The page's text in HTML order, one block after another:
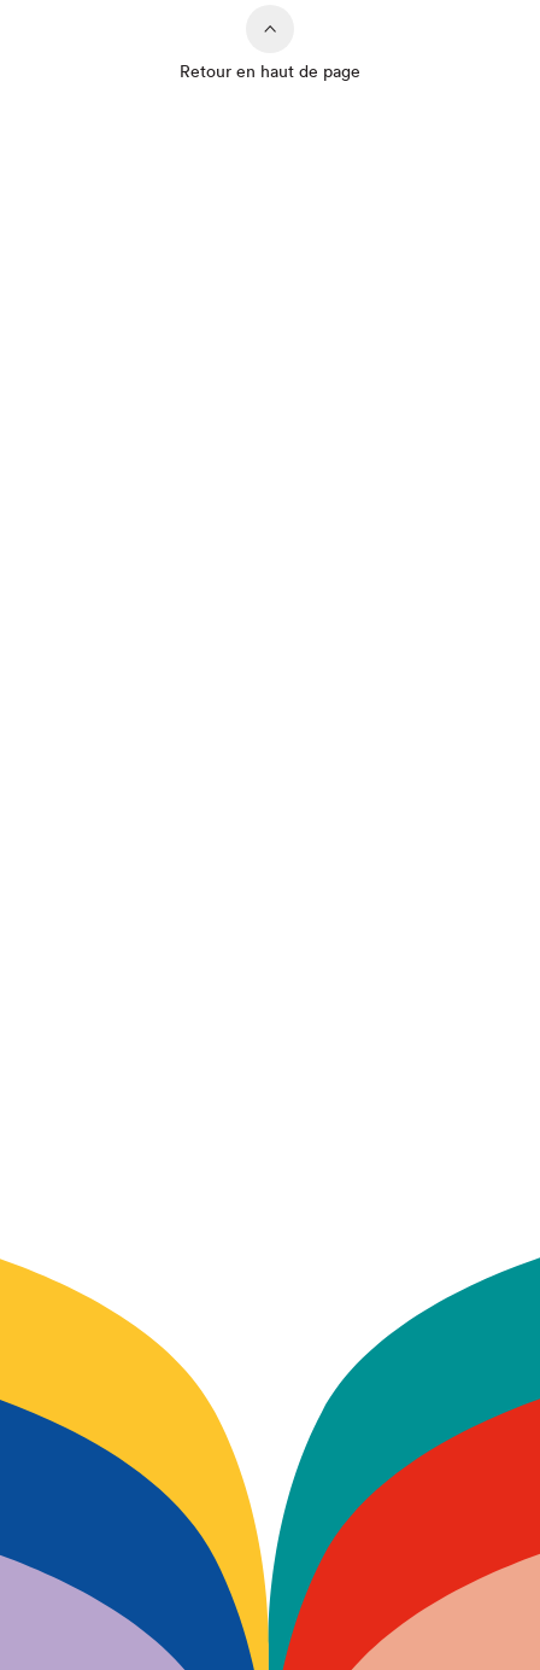
Retour en haut de page